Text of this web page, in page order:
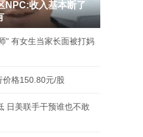
NPC:收入基本断了
" 有女生当家长面被打妈
价格150.80元/股
日美联手干预谁也不敢